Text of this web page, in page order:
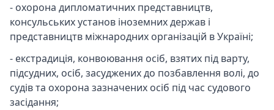
- охорона дипломатичних представництв,
консульських установ іноземних держав і
представництв міжнародних організацій в Україні;
- екстрадиція, конвоювання осіб, взятих під варту,
підсудних, осіб, засуджених до позбавлення волі, до
судів та охорона зазначених осіб під час судового
засідання;